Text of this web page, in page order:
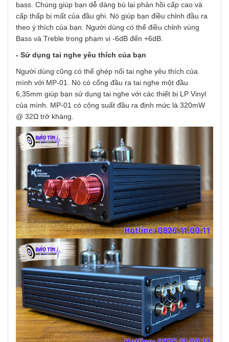
bass. Chúng giúp bạn dễ dàng bù lại phản hồi cấp cao và
cấp thấp bị mất của đầu ghi. Nó giúp bạn điều chỉnh đầu ra
theo ý thích của bạn. Người dùng có thể điều chỉnh vùng
Bass và Treble trong phạm vi -6dB đến +6dB.
- Sử dụng tai nghe yêu thích của bạn
Người dùng cũng có thể ghép nối tai nghe yêu thích của
mình với MP-01. Nó có cổng đầu ra tai nghe một đầu
6,35mm giúp bạn sử dụng tai nghe với các thiết bị LP Vinyl
của mình. MP-01 có công suất đầu ra định mức là 320mW
@ 32Ω trở kháng.